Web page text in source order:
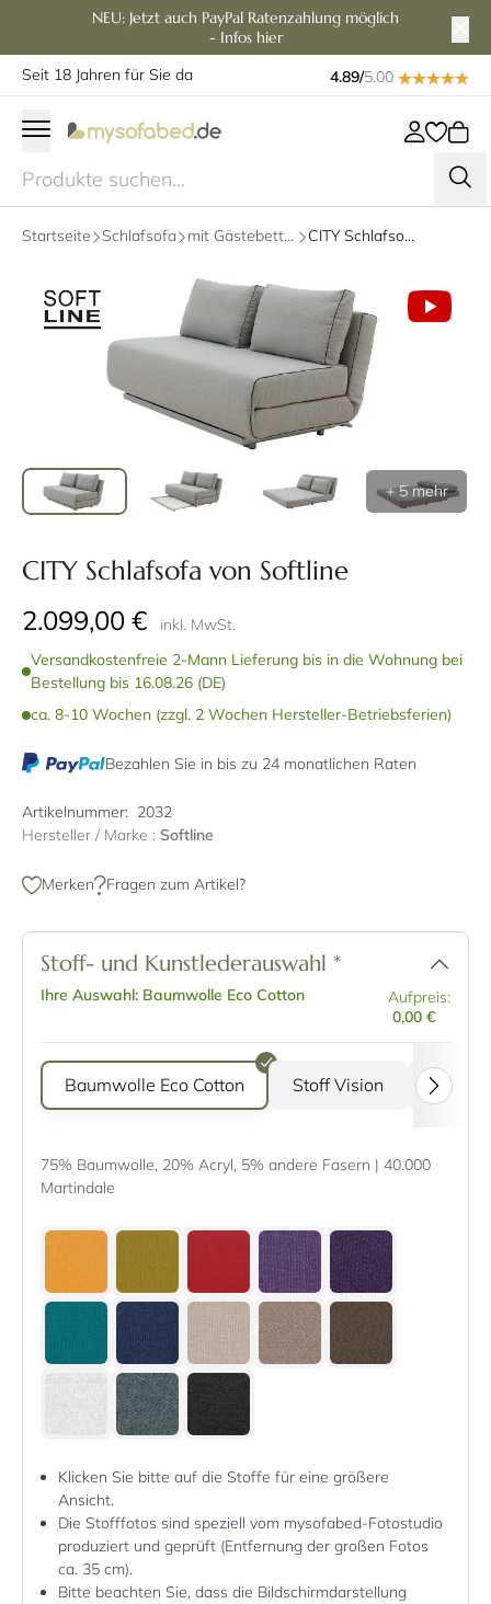
NEU: Jetzt auch PayPal Ratenzahlung möglich
- Infos hier
Seit 18 Jahren für Sie da
4.89/5.00
Startseite Schlafsofa mit Gästebettfunktion CITY Schlafsofa von Softline
+ 5 mehr
CITY Schlafsofa von Softline
2.099,00 €
inkl. MwSt.
Versandkostenfreie 2-Mann Lieferung bis in die Wohnung bei
Bestellung bis 16.08.26 (DE)
ca. 8-10 Wochen (zzgl. 2 Wochen Hersteller-Betriebsferien)
Bezahlen Sie in bis zu 24 monatlichen Raten
Artikelnummer: 2032
Hersteller / Marke : Softline
Merken Fragen zum Artikel?
Stoff- und Kunstlederauswahl *
Ihre Auswahl: Baumwolle Eco Cotton
Aufpreis:
0,00 €
Baumwolle Eco Cotton Stoff Vision Stoff
75% Baumwolle, 20% Acryl, 5% andere Fasern | 40.000
Martindale
Klicken Sie bitte auf die Stoffe für eine größere
Ansicht.
Die Stofffotos sind speziell vom mysofabed-Fotostudio
produziert und geprüft (Entfernung der großen Fotos
ca. 35 cm).
Bitte beachten Sie, dass die Bildschirmdarstellung